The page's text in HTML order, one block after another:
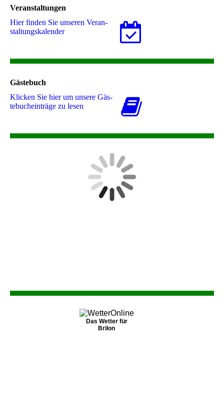
Veranstaltungen
Hier finden Sie unseren Ver­an­
stal­tungs­ka­len­der
Gästebuch
Klicken Sie hier um unsere Gäs­
te­buch­ein­trä­ge zu lesen